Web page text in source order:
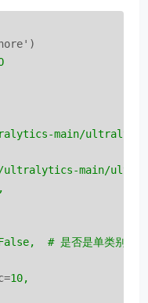
main/
main/
# 是否是单类别检测
=10,